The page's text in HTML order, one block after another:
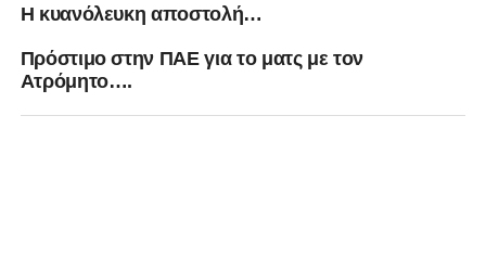
Η κυανόλευκη αποστολή…
Πρόστιμο στην ΠΑΕ για το ματς με τον
Ατρόμητο….